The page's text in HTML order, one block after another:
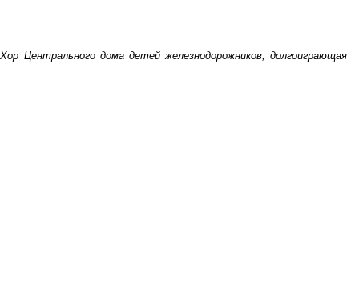
Центрального дома детей железнодорожников, долгоиграющая